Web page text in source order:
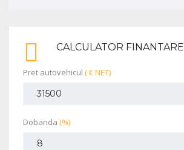
CALCULATOR FINANTARE
Pret autovehicul ( € NET)
Dobanda (%)